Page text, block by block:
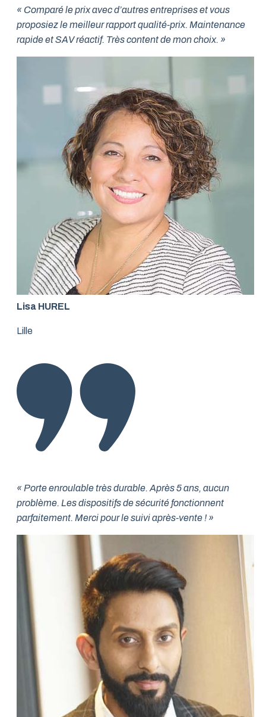
« Comparé le prix avec d’autres entreprises et vous
proposiez le meilleur rapport qualité-prix. Maintenance
rapide et SAV réactif. Très content de mon choix. »
Lisa HUREL
Lille
« Porte enroulable très durable. Après 5 ans, aucun
problème. Les dispositifs de sécurité fonctionnent
parfaitement. Merci pour le suivi après-vente ! »